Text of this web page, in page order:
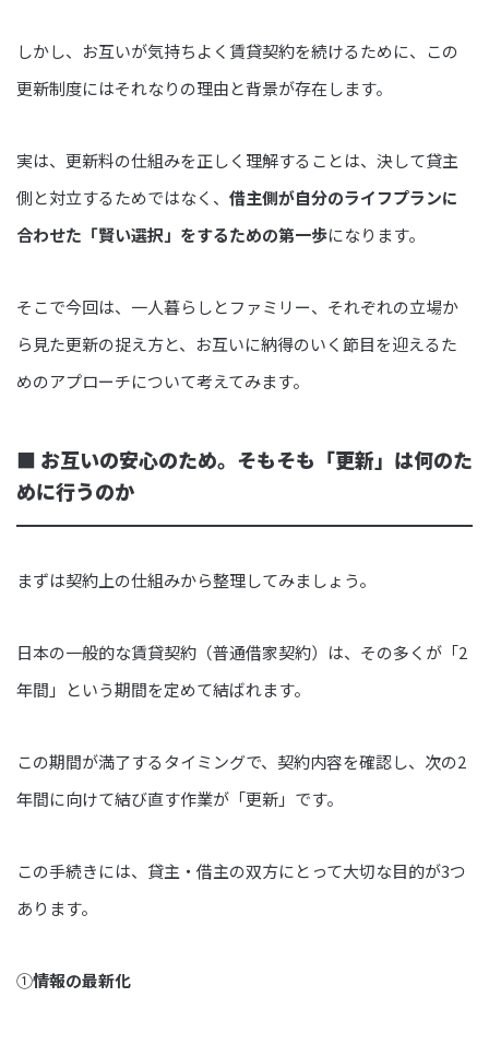
しかし、お互いが気持ちよく賃貸契約を続けるために、この
更新制度にはそれなりの理由と背景が存在します。
実は、更新料の仕組みを正しく理解することは、決して貸主
側と対立するためではなく、 借主側が自分のライフプランに
合わせた「賢い選択」をするための第一歩になります。
そこで今回は、一人暮らしとファミリー、それぞれの立場か
ら見た更新の捉え方と、お互いに納得のいく節目を迎えるた
めのアプローチについて考えてみます。
■ お互いの安心のため。そもそも「更新」は何のた
めに行うのか
まずは契約上の仕組みから整理してみましょう。
日本の一般的な賃貸契約（普通借家契約）は、その多くが「2
年間」という期間を定めて結ばれます。
この期間が満了するタイミングで、契約内容を確認し、次の2
年間に向けて結び直す作業が「更新」です。
この手続きには、貸主・借主の双方にとって大切な目的が3つ
あります。
①情報の最新化